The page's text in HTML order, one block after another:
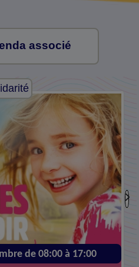
associé
de 08:00 à 17:00